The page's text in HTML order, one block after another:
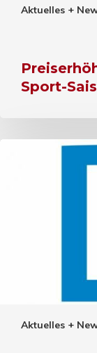
Aktuelles +
Sport-
Aktuelles +